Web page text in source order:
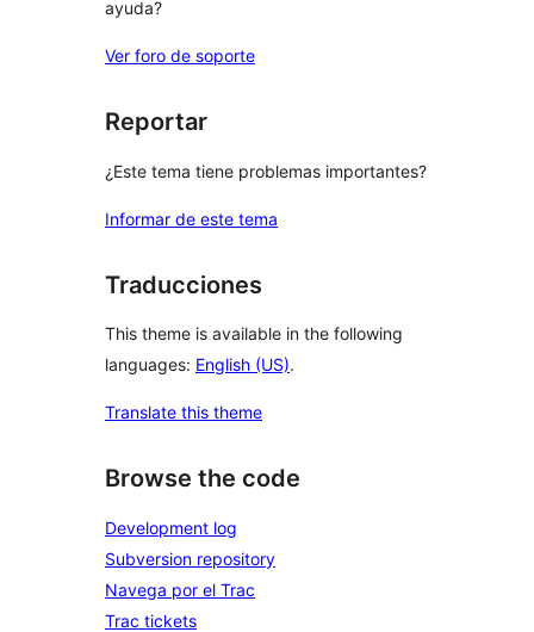
ayuda?
Ver foro de soporte
Reportar
¿Este tema tiene problemas importantes?
Informar de este tema
Traducciones
This theme is available in the following
languages: English (US).
Translate this theme
Browse the code
Development log
Subversion repository
Navega por el Trac
Trac tickets